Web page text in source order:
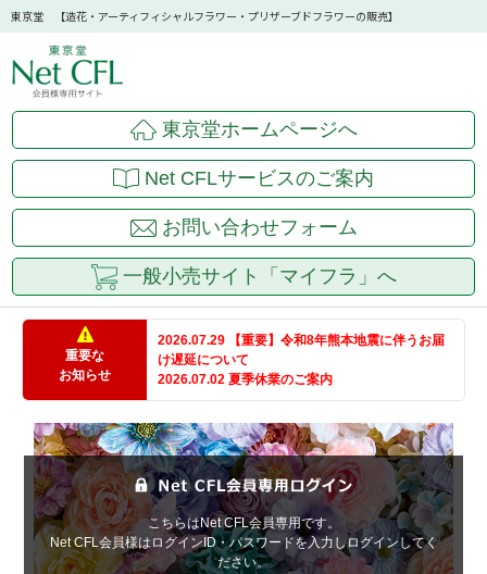
東京堂 【造花・アーティフィシャルフラワー・プリザーブドフラワーの販売】
東京堂ホームページへ
Net CFLサービスのご案内
お問い合わせフォーム
一般小売サイト「マイフラ」へ
重要な
お知らせ
2026.07.29 【重要】令和8年熊本地震に伴うお届
け遅延について
2026.07.02 夏季休業のご案内
こちらはNet CFL会員専用です。
Net CFL会員様はログインID・パスワードを入力しログインしてく
ださい。